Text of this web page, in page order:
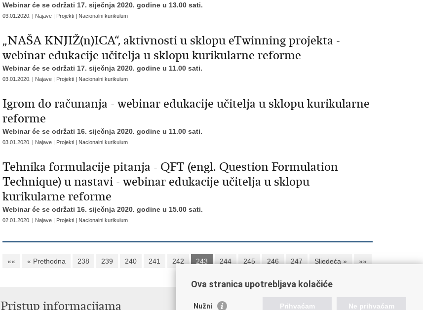
Webinar će se održati 17. siječnja 2020. godine u 13.00 sati.
03.01.2020. | Najave | Projekti | Nacionalni kurikulum
„NAŠA KNJIŽ(n)ICA“, aktivnosti u sklopu eTwinning projekta -
webinar edukacije učitelja u sklopu kurikularne reforme
Webinar će se održati 17. siječnja 2020. godine u 11.00 sati.
03.01.2020. | Najave | Projekti | Nacionalni kurikulum
Igrom do računanja - webinar edukacije učitelja u sklopu kurikularne
reforme
Webinar će se održati 16. siječnja 2020. godine u 11.00 sati.
03.01.2020. | Najave | Projekti | Nacionalni kurikulum
Tehnika formulacije pitanja - QFT (engl. Question Formulation
Technique) u nastavi - webinar edukacije učitelja u sklopu
kurikularne reforme
Webinar će se održati 16. siječnja 2020. godine u 15.00 sati.
02.01.2020. | Najave | Projekti | Nacionalni kurikulum
«« « Prethodna 238 239 240 241 242 243 244 245 246 247 Sljedeća » »»
Pristup informacijama Korisne poveznice
Ova stranica upotrebljava kolačiće
Nužni Prihvaćam Ne prihvaćam